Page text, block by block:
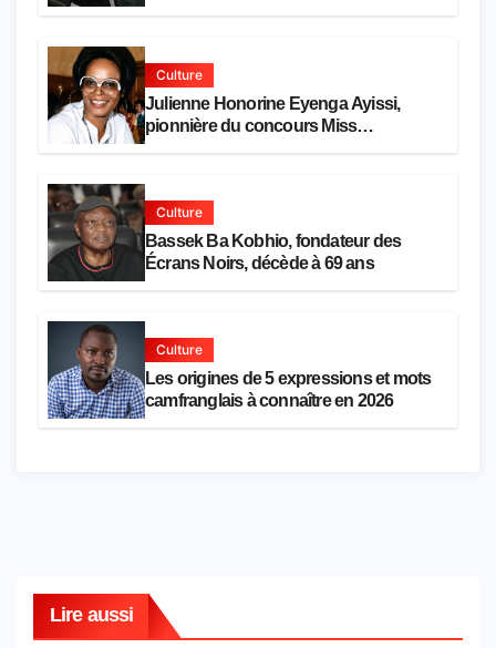
Culture
Julienne Honorine Eyenga Ayissi,
pionnière du concours Miss
Culture
Bassek Ba Kobhio, fondateur des
Écrans Noirs, décède à 69 ans
Culture
Les origines de 5 expressions et mots
camfranglais à connaître en 2026
Lire aussi